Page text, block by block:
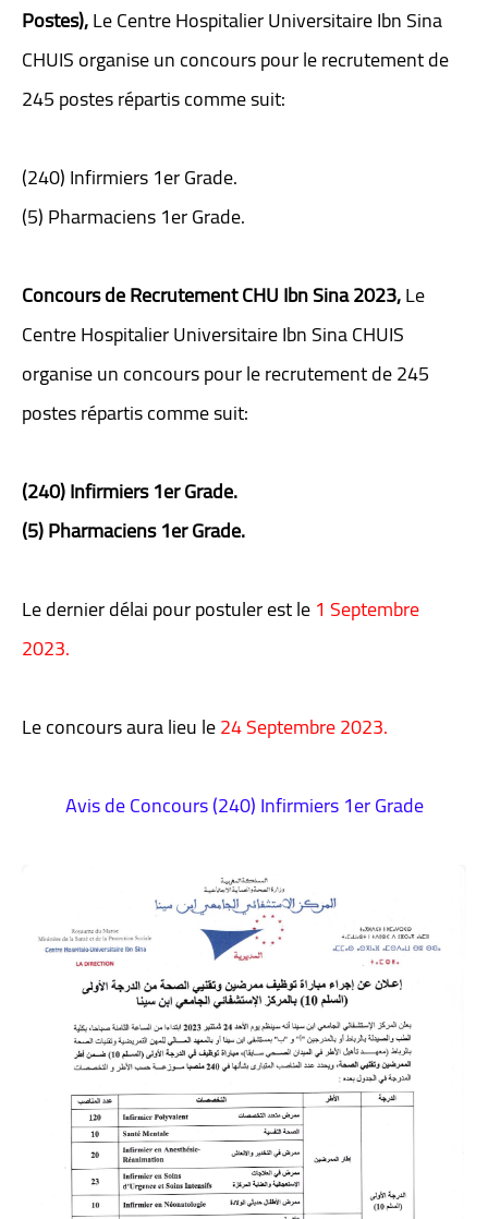
Postes),Le Centre Hospitalier Universitaire Ibn Sina
CHUIS organise un concours pour le recrutement de
245 postes répartis comme suit:
(240) Infirmiers 1er Grade.
(5) Pharmaciens 1er Grade.
Concours de Recrutement CHU Ibn Sina 2023,Le
Centre Hospitalier Universitaire Ibn Sina CHUIS
organise un concours pour le recrutement de 245
postes répartis comme suit:
(240) Infirmiers 1er Grade.
(5) Pharmaciens 1er Grade.
Le dernier délai pour postuler est le1 Septembre
2023.
Le concours aura lieu le24 Septembre 2023.
Avis de Concours (240) Infirmiers 1er Grade